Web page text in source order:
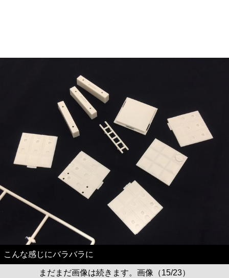
こんな感じにバラバラに
まだまだ画像は続きます。画像（15/23）